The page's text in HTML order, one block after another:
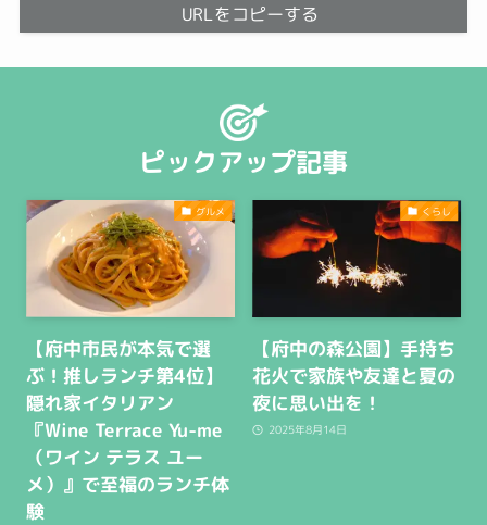
URLをコピーする
ピックアップ記事
グルメ
【府中市民が本気で選
ぶ！推しランチ第4位】
隠れ家イタリアン
『Wine Terrace Yu-me
（ワイン テラス ユー
メ）』で至福のランチ体
験
くらし
【府中の森公園】手持ち
花火で家族や友達と夏の
夜に思い出を！
2025年8月14日